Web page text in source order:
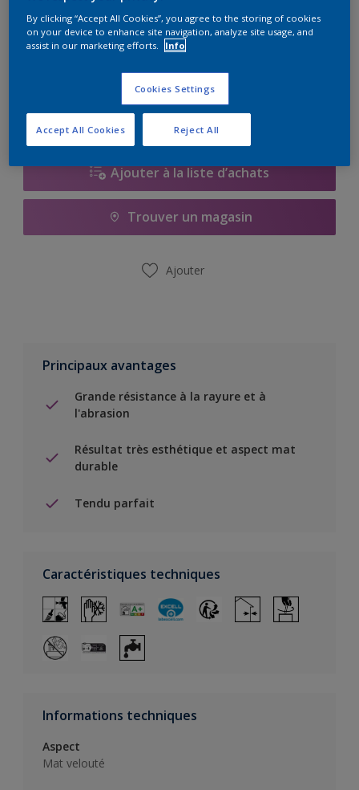
Quantité Calculateur de peinture
Calculer
Ajouter à la liste d’achats
Trouver un magasin
Ajouter
Principaux avantages
Grande résistance à la rayure et à
l'abrasion
Résultat très esthétique et aspect mat
durable
Tendu parfait
Caractéristiques techniques
Informations techniques
Aspect
Mat velouté
By clicking “Accept All Cookies”, you agree to the storing of cookies
on your device to enhance site navigation, analyze site usage, and
assist in our marketing efforts.
Info
Cookies Settings
Reject All
Accept All Cookies